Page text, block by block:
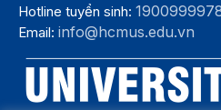
Hotline tuyển sinh:
Email:info@hcmus.edu.vn